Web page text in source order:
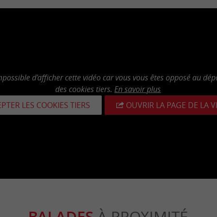
d'afficher cette vidéo car vous vous êtes opposé au
des cookies tiers. En savoir plus
LES COOKIES TIERS
OUVRIR LA PAGE DE LA